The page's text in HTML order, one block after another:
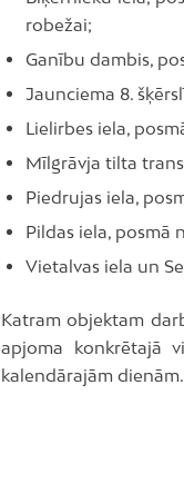
robežai;
Ganību dambis,
Jaunciema 8.
Lielirbes iela,
Mīlgrāvja tilta
Piedrujas iela,
Pildas iela, posmā
Vietalvas iela un
Katram objektam
apjoma konkrētajā
kalendārajām dienām.